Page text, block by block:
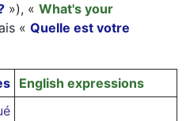
»), « What's your
« Quelle est votre
English expressions